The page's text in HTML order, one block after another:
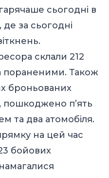
сьогодні в
за сьогодні
склали 212
пораненими. Також
броньованих
пошкоджено п’ять
та два атомобіля.
на цей час
бойових